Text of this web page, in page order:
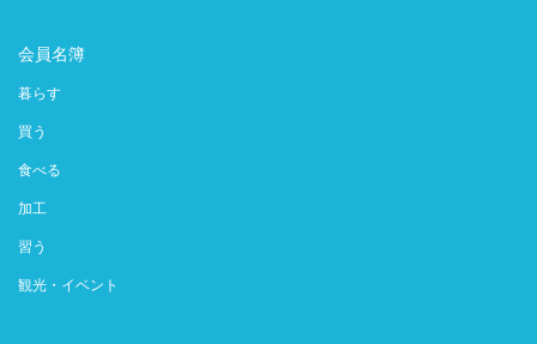
会員名簿
暮らす
買う
食べる
加工
習う
観光・イベント